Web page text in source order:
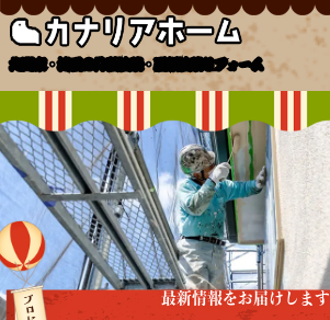
北関東・埼玉の外壁塗装・屋根塗装リフォーム
最新情報をお届けします